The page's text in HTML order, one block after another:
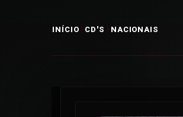
INÍCIO CD'S NACIONAIS